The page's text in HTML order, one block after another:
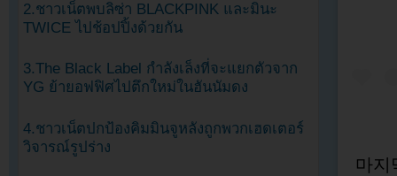
마지
2.ชาวเน็ตพบลิซ่า BLACKPINK และมินะ
TWICE ไปช้อปปิ้งด้วยกัน
3.The Black Label กำลังเล็งที่จะแยกตัวจาก
YG ย้ายอฟฟิศไปตึกใหม่ในฮันนัมดง
4.ชาวเน็ตปกป้องคิมมินจูหลังถูกพวกเฮดเตอร์
วิจารณ์รูปร่าง